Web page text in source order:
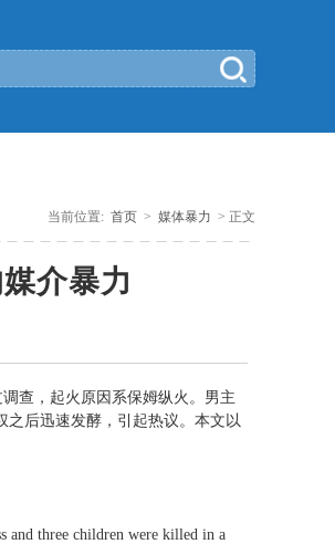
当前位置: 首页 > 媒体暴力 > 正文
介暴力
查，起火原因系保姆纵火。男主
之后迅速发酵，引起热议。本文以
and three children were killed in a